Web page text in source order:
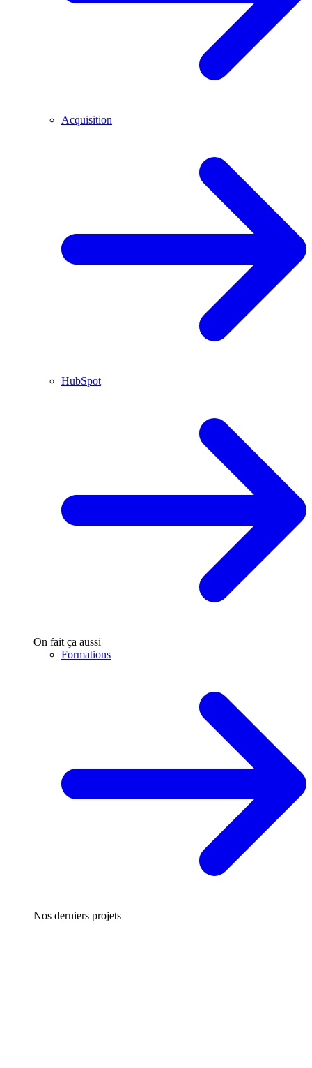
Acquisition
HubSpot
On fait ça aussi
Formations
Nos derniers projets